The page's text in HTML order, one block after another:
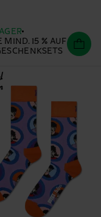
MIND. 15 % AUF